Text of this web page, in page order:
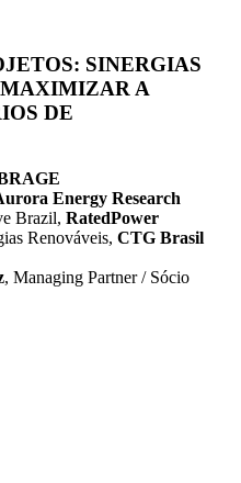
SINERGIAS
A
DE
Energy Research
Brazil, RatedPower
Renováveis, CTG Brasil
, Managing Partner / Sócio